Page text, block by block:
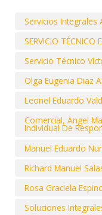
Servicios Integrales
SERVICIO TÉCNICO
Servicio Técnico
Olga Eugenia Diaz
Leonel Eduardo
Comercial, Angel
Individual De
Manuel Eduardo
Richard Manuel
Rosa Graciela
Soluciones